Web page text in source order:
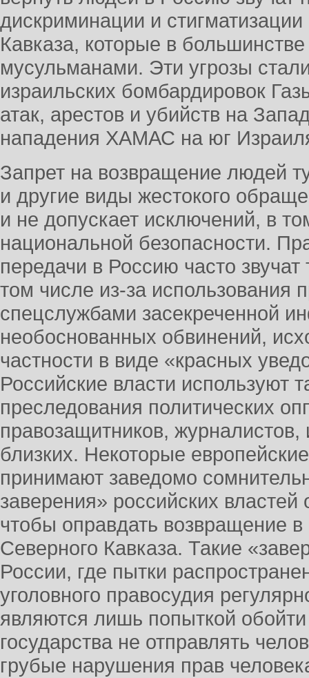
дискриминации и
Кавказа, которые в
мусульманами. Эти угрозы
израильских бомбардировок
атак, арестов и убийств на
нападения ХАМАС на юг
Запрет на возвращение людей
и другие виды жестокого
и не допускает исключений, в
национальной безопасности.
передачи в Россию часто
том числе из-за использования
спецслужбами засекреченной
необоснованных обвинений,
частности в виде «красных
Российские власти используют
преследования политических
правозащитников, журналистов,
близких. Некоторые
принимают заведомо
заверения» российских
чтобы оправдать возвращение
Северного Кавказа. Такие
России, где пытки
уголовного правосудия
являются лишь попыткой
государства не отправлять
грубые нарушения прав